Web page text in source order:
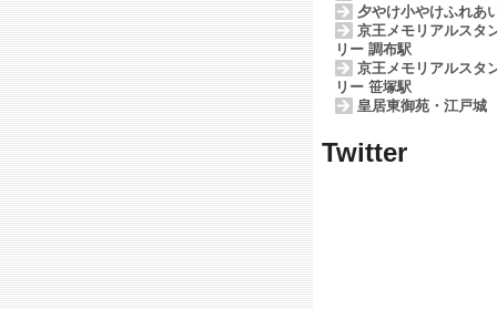
夕やけ小やけふれあ
京王メモリアルスタ
リー 調布駅
京王メモリアルスタ
リー 笹塚駅
皇居東御苑・江戸城
Twitter